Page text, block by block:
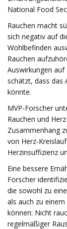
National Food
Rauchen macht
sich negativ auf
Wohlbefinden
Rauchen
Auswirkungen auf
schätzt, dass das
könnte.
MVP-Forscher
Rauchen und
Zusammenhang
von Herz-
Herzinsuffizienz
Eine bessere
Forscher
die sowohl zu
als auch zu
können: Nicht
regelmäßiger